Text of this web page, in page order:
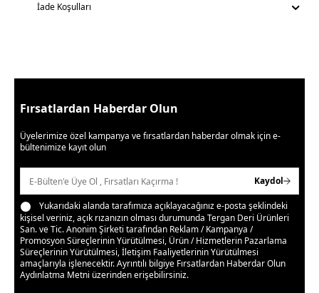
İade Koşulları
Fırsatlardan Haberdar Olun
Üyelerimize özel kampanya ve fırsatlardan haberdar olmak için e-
bültenimize kayıt olun
Kaydol
Yukarıdaki alanda tarafımıza açıklayacağınız e-posta şeklindeki
kişisel veriniz, açık rızanızın olması durumunda Tergan Deri Ürünleri
San. ve Tic. Anonim Şirketi tarafından Reklam / Kampanya /
Promosyon Süreçlerinin Yürütülmesi, Ürün / Hizmetlerin Pazarlama
Süreçlerinin Yürütülmesi, İletişim Faaliyetlerinin Yürütülmesi
amaçlarıyla işlenecektir. Ayrıntılı bilgiye Fırsatlardan Haberdar Olun
Aydınlatma Metni üzerinden erişebilirsiniz.